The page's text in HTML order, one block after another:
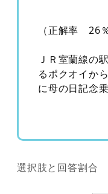
（正解率 26
ＪＲ室蘭線の
るポクオイか
に母の日記念
選択肢と回答割合